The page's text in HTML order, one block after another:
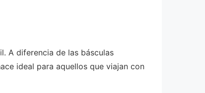
A diferencia de las básculas
ideal para aquellos que viajan con